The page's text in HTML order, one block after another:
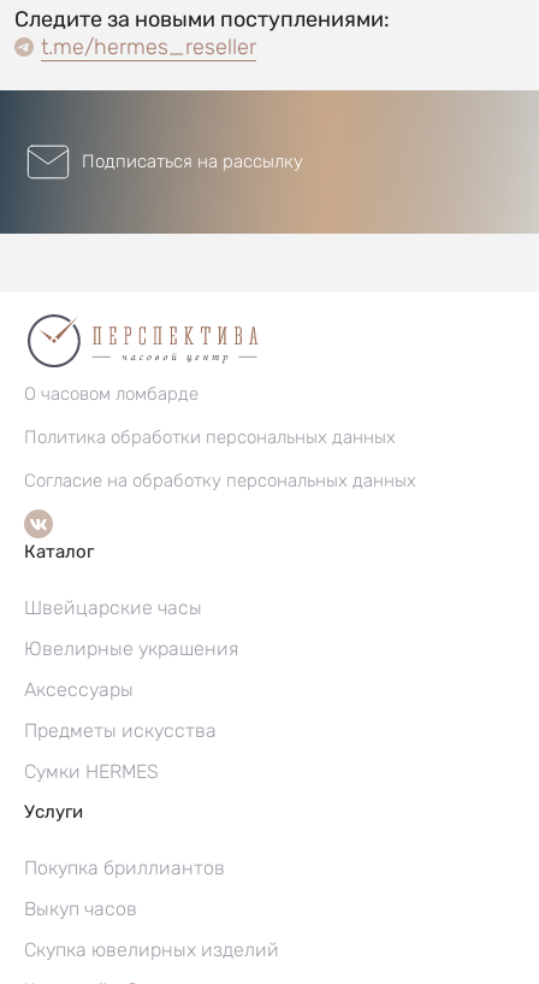
Следите за новыми поступлениями:
t.me/hermes_reseller
Подписаться на рассылку
О часовом ломбарде
Политика обработки персональных данных
Согласие на обработку персональных данных
Каталог
Швейцарские часы
Ювелирные украшения
Аксессуары
Предметы искусства
Сумки HERMES
Услуги
Покупка бриллиантов
Выкуп часов
Скупка ювелирных изделий